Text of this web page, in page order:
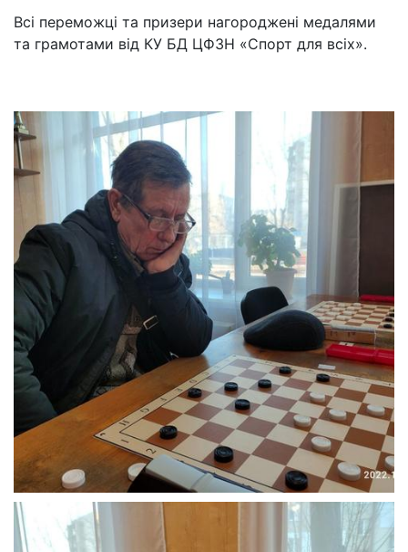
Всі переможці та призери нагороджені медалями
та грамотами від КУ БД ЦФЗН «Спорт для всіх».